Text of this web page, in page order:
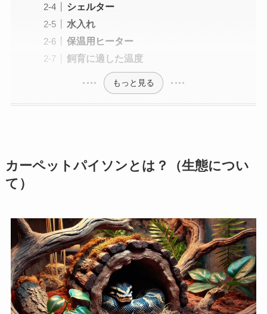
シェルター
水入れ
保温用ヒーター
飼育に適した温度
もっと見る
カーペットパイソンとは？（生態につい
て）